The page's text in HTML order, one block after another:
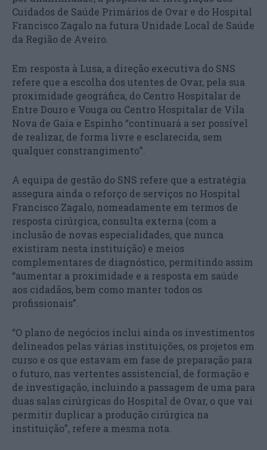
Cuidados de Saúde Primários de Ovar e do Hospital
Francisco Zagalo na futura Unidade Local de Saúde
da Região de Aveiro.
Em resposta à Lusa, a direção executiva do SNS
refere que a escolha dos utentes de Ovar, pela sua
proximidade geográfica, do Centro Hospitalar de
Entre Douro e Vouga ou Centro Hospitalar de Vila
Nova de Gaia e Espinho “continuará a ser possível
de realizar, de forma livre e esclarecida, sem
qualquer constrangimento”.
A equipa de gestão do SNS refere que a estratégia
assegura ainda o reforço de serviços no Hospital
Francisco Zagalo, nomeadamente em termos de
resposta cirúrgica, consulta externa (com a
inclusão de novas especialidades, que nunca
existiram nesta instituição) e meios
complementares de diagnóstico, permitindo assim
“aumentar a proximidade e a resposta em saúde
aos cidadãos, bem como manter todos os
profissionais”.
“O plano de negócios inclui ainda os investimentos
delineados pelas várias instituições, os projetos em
curso e os que estavam em fase de preparação para
o futuro, nas vertentes assistencial, de formação e
de investigação, incluindo a passagem de uma para
duas salas cirúrgicas do Hospital de Ovar, o que vai
permitir duplicar a produção cirúrgica na
instituição”, refere a mesma nota.